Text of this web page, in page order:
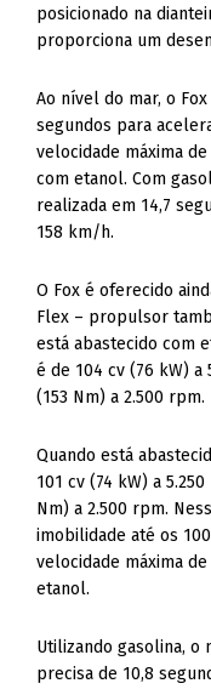
posicionado na
proporciona um
Ao nível do mar, o
segundos para
velocidade máxima
com etanol. Com
realizada em 14,7
158 km/h.
O Fox é oferecido
Flex – propulsor
está abastecido com
é de 104 cv (76 kW)
(153 Nm) a 2.500 rpm.
Quando está
101 cv (74 kW) a
Nm) a 2.500 rpm.
imobilidade até os
velocidade máxima
etanol.
Utilizando gasolina, o
precisa de 10,8